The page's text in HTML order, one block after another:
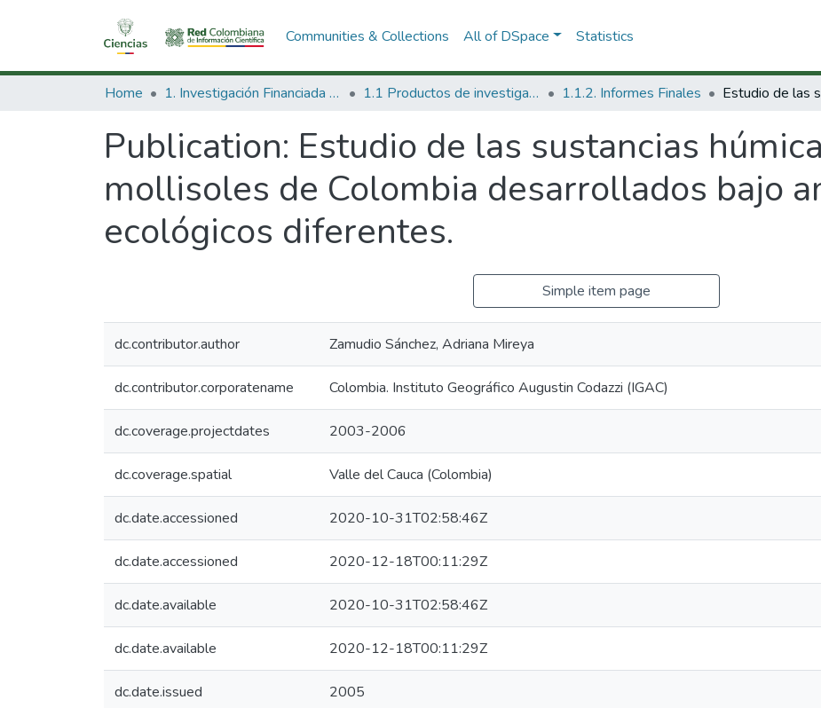
Communities & Collections All of DSpace Statistics
Home 1. Investigación Financiada con Recursos Públicos 1.1 Productos de investigación 1.1.2. Informes Finales
Publication: Estudio de las sustancias
mollisoles de Colombia desarrollados bajo
ecológicos diferentes.
Simple item page
dc.contributor.author Zamudio Sánchez, Adriana Mireya
dc.contributor.corporatename Colombia. Instituto Geográfico Augustin Codazzi (IGAC)
dc.coverage.projectdates 2003-2006
dc.coverage.spatial Valle del Cauca (Colombia)
dc.date.accessioned 2020-10-31T02:58:46Z
dc.date.accessioned 2020-12-18T00:11:29Z
dc.date.available 2020-10-31T02:58:46Z
dc.date.available 2020-12-18T00:11:29Z
dc.date.issued 2005